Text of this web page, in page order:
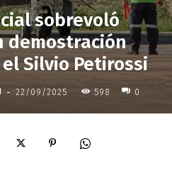
sobrevoló
demostración
Silvio Petirossi
- 22/09/2025 598 0